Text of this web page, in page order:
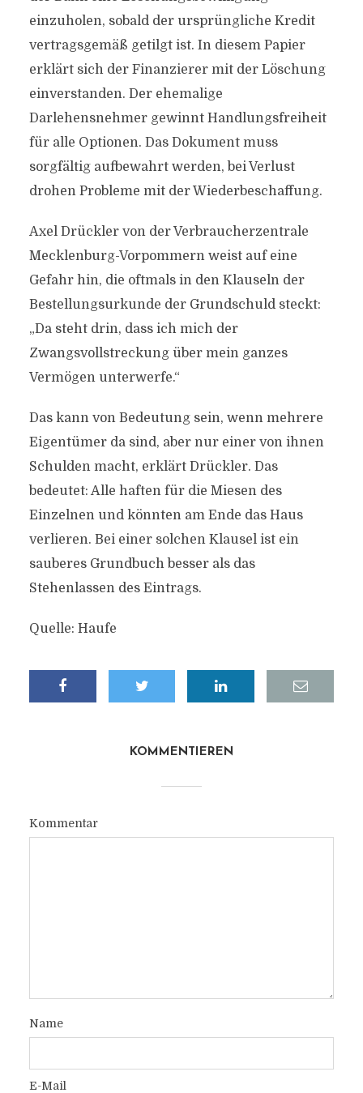
einzuholen, sobald der ursprüngliche Kredit
vertragsgemäß getilgt ist. In diesem Papier
erklärt sich der Finanzierer mit der Löschung
einverstanden. Der ehemalige
Darlehensnehmer gewinnt Handlungsfreiheit
für alle Optionen. Das Dokument muss
sorgfältig aufbewahrt werden, bei Verlust
drohen Probleme mit der Wiederbeschaffung.
Axel Drückler von der Verbraucherzentrale
Mecklenburg-Vorpommern weist auf eine
Gefahr hin, die oftmals in den Klauseln der
Bestellungsurkunde der Grundschuld steckt:
„Da steht drin, dass ich mich der
Zwangsvollstreckung über mein ganzes
Vermögen unterwerfe.“
Das kann von Bedeutung sein, wenn mehrere
Eigentümer da sind, aber nur einer von ihnen
Schulden macht, erklärt Drückler. Das
bedeutet: Alle haften für die Miesen des
Einzelnen und könnten am Ende das Haus
verlieren. Bei einer solchen Klausel ist ein
sauberes Grundbuch besser als das
Stehenlassen des Eintrags.
Quelle: Haufe
KOMMENTIEREN
Kommentar
Name
E-Mail